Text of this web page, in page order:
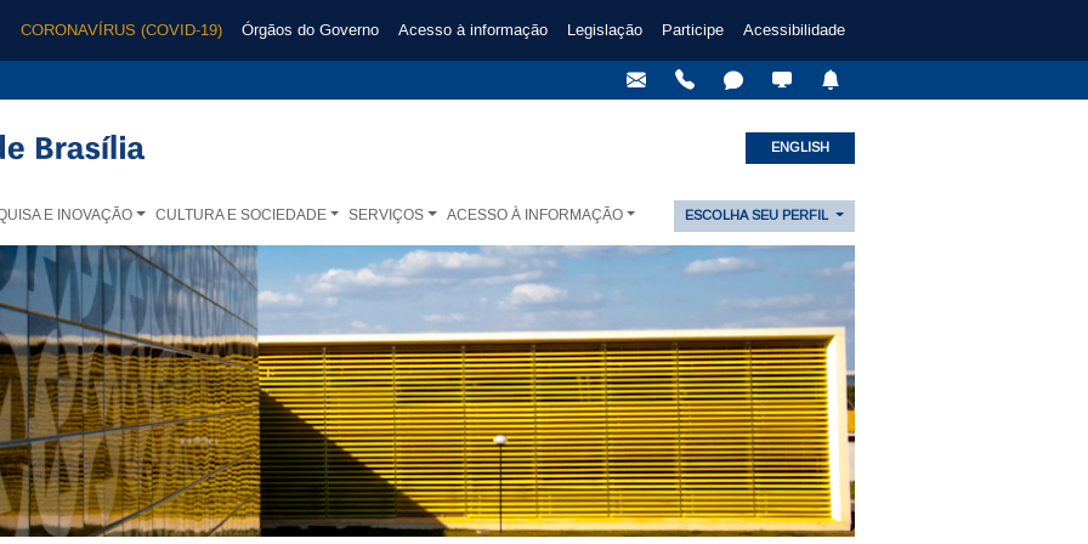
CORONAVÍRUS (COVID-19) Órgãos do Governo Acesso à informação Legislação Participe Acessibilidade
ENGLISH
E INOVAÇÃO CULTURA E SOCIEDADE SERVIÇOS ACESSO À INFORMAÇÃO ESCOLHA SEU PERFIL